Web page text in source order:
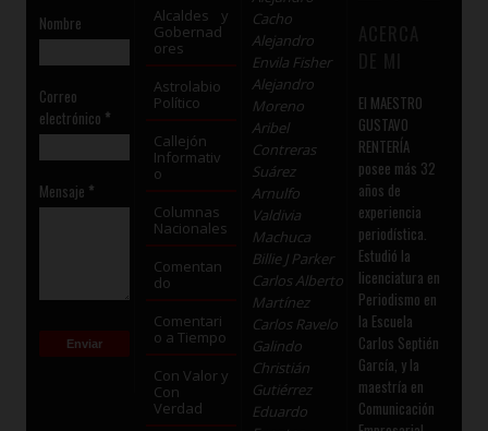
Nombre
Correo
electrónico *
Mensaje *
Alcaldes y
Gobernad
ores
Astrolabio
Político
Callejón
Informativ
o
Columnas
Nacionales
Comentan
do
Comentari
o a Tiempo
Con Valor y
Con
Verdad
Cacho
Alejandro
Envila Fisher
Alejandro
Moreno
Aribel
Contreras
Suárez
Arnulfo
Valdivia
Machuca
Billie J Parker
Carlos Alberto
Martínez
Carlos Ravelo
Galindo
Christián
Gutiérrez
Eduardo
El MAESTRO
GUSTAVO
RENTERÍA
posee más 32
años de
experiencia
periodística.
Estudió la
licenciatura en
Periodismo en
la Escuela
Carlos Septién
García, y la
maestría en
Comunicación